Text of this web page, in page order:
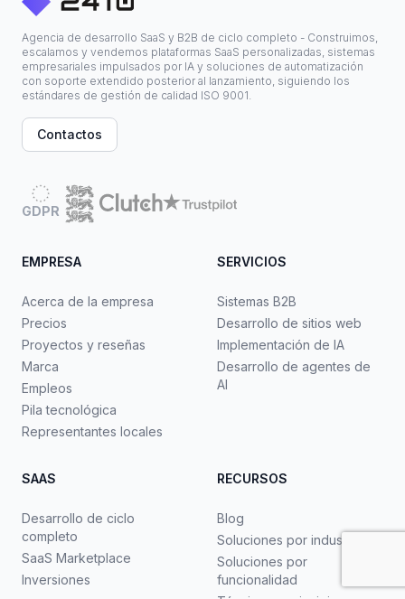
Agencia de desarrollo SaaS y B2B de ciclo completo - Construimos,
escalamos y vendemos plataformas SaaS personalizadas, sistemas
empresariales impulsados por IA y soluciones de automatización
con soporte extendido posterior al lanzamiento, siguiendo los
estándares de gestión de calidad ISO 9001.
Contactos
GDPR
EMPRESA
Acerca de la empresa
Precios
Proyectos y reseñas
Marca
Empleos
Pila tecnológica
Representantes locales
SERVICIOS
Sistemas B2B
Desarrollo de sitios web
Implementación de IA
Desarrollo de agentes de
AI
SAAS
Desarrollo de ciclo
completo
SaaS Marketplace
Inversiones
RECURSOS
Blog
Soluciones por industria
Soluciones por
funcionalidad